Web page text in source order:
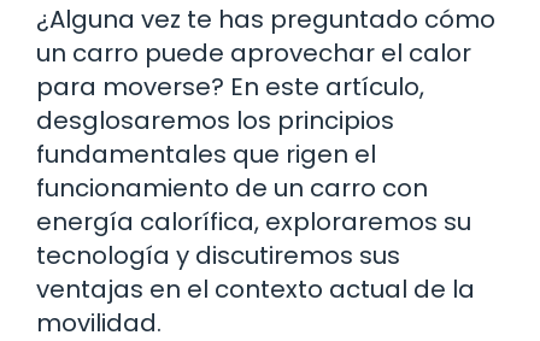
¿Alguna vez te has preguntado cómo
un carro puede aprovechar el calor
para moverse? En este artículo,
desglosaremos los principios
fundamentales que rigen el
funcionamiento de un carro con
energía calorífica, exploraremos su
tecnología y discutiremos sus
ventajas en el contexto actual de la
movilidad.